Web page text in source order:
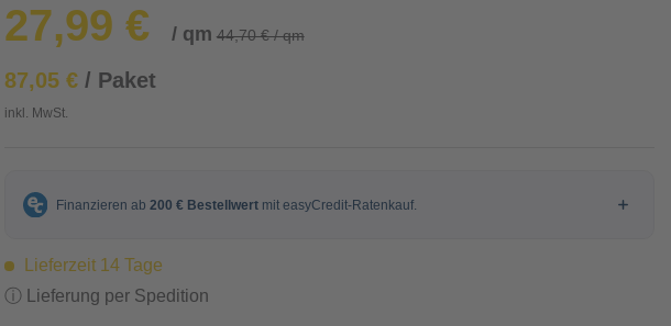
27,99 € / qm 44,70 € / qm
87,05 €/ Paket
inkl. MwSt.
Lieferzeit 14 Tage
ⓘ Lieferung per Spedition